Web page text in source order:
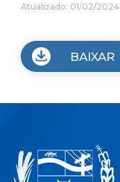
Atualizado: 01/02/2024
BAIXAR